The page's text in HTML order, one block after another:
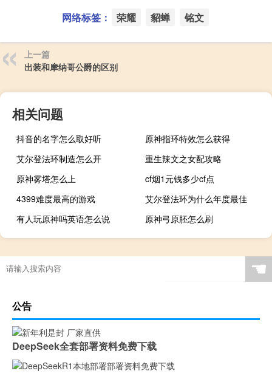
网络标签： 荣耀 貂蝉 铭文
上一篇
出装和摩纳哥公爵的区别
相关问题
抖音的名字怎么取好听
原神指环特效怎么获得
艾尔登法环制造怎么开
重生辣文之女配攻略
原神雾塔怎么上
cf烟1元钱多少cf点
4399难度最高的游戏
艾尔登法环为什么年度最佳
有人玩原神吗英语怎么说
原神弓原胚怎么刷
☚
公告
DeepSeek全套部署资料免费下载